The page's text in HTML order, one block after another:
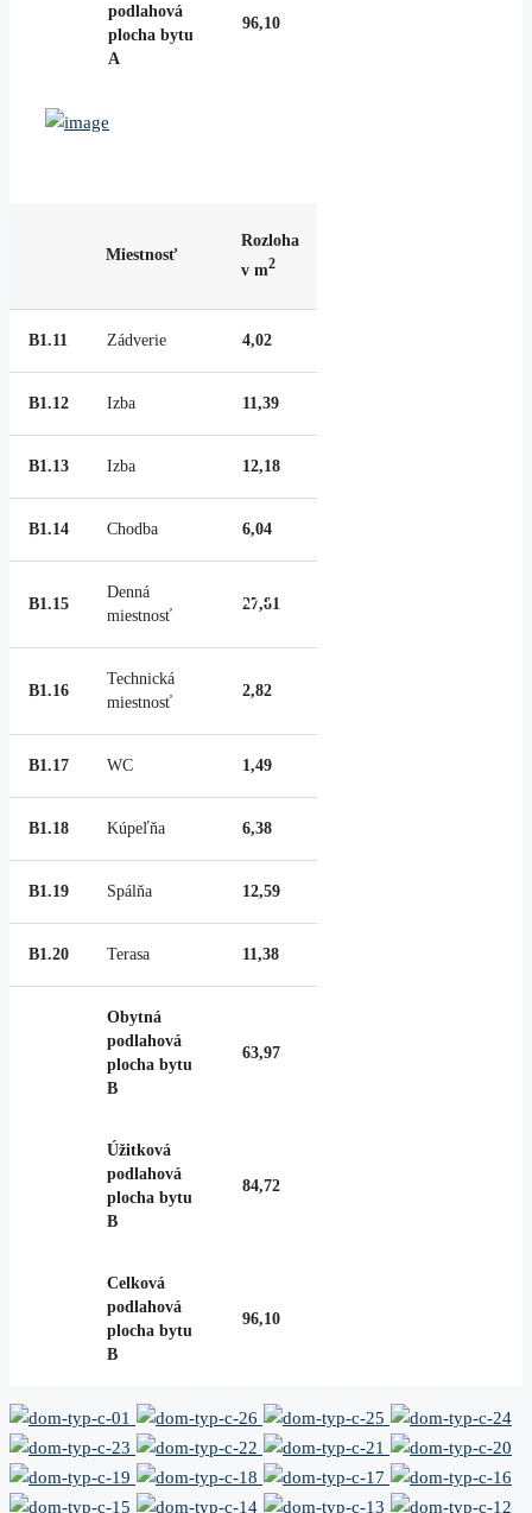
podlahová
plocha bytu
A
96,10
Miestnosť
Rozloha
v m2
B1.11 Zádverie 4,02
B1.12 Izba 11,39
B1.13 Izba 12,18
B1.14 Chodba 6,04
B1.15
Denná
miestnosť
27,81
B1.16
Technická
miestnosť
2,82
B1.17 WC 1,49
B1.18 Kúpeľňa 6,38
B1.19 Spálňa 12,59
B1.20 Terasa 11,38
Obytná
podlahová
plocha bytu
B
63,97
Úžitková
podlahová
plocha bytu
B
84,72
Celková
podlahová
plocha bytu
B
96,10
20+